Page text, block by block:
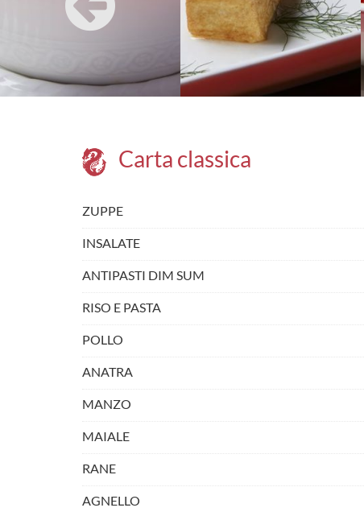
Carta classica
ZUPPE
INSALATE
ANTIPASTI DIM SUM
RISO E PASTA
POLLO
ANATRA
MANZO
MAIALE
RANE
AGNELLO